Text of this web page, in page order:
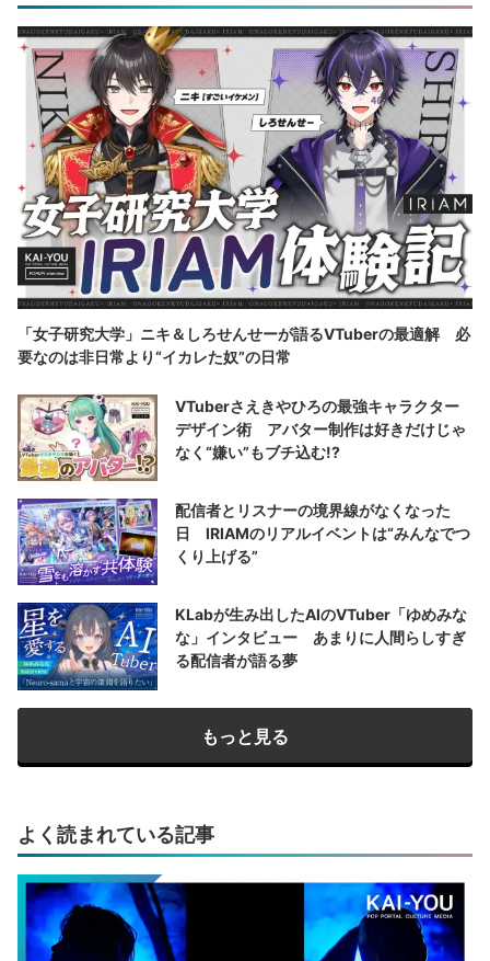
「女子研究大学」ニキ＆しろせんせーが語るVTuberの最適解 必
要なのは非日常より“イカレた奴”の日常
VTuberさえきやひろの最強キャラクター
デザイン術 アバター制作は好きだけじゃ
なく“嫌い”もブチ込む!?
配信者とリスナーの境界線がなくなった
日 IRIAMのリアルイベントは“みんなでつ
くり上げる”
KLabが生み出したAIのVTuber「ゆめみな
な」インタビュー あまりに人間らしすぎ
る配信者が語る夢
もっと見る
よく読まれている記事